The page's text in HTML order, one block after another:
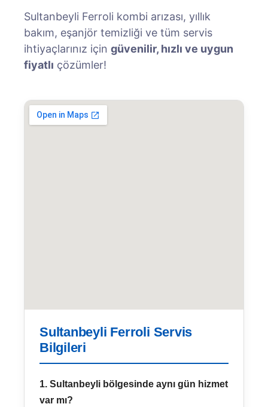
Sultanbeyli Ferroli kombi arızası, yıllık
bakım, eşanjör temizliği ve tüm servis
ihtiyaçlarınız için güvenilir, hızlı ve uygun
fiyatlı çözümler!
Sultanbeyli Ferroli Servis
Bilgileri
1. Sultanbeyli bölgesinde aynı gün hizmet
var mı?